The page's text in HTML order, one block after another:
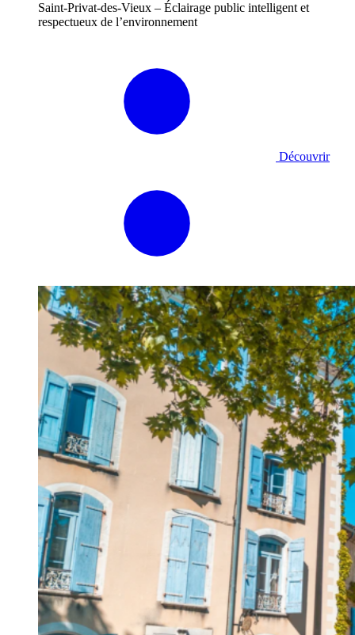
Saint-Privat-des-Vieux – Éclairage public intelligent et
respectueux de l’environnement
Découvrir